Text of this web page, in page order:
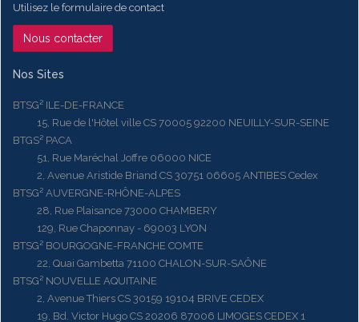
Utilisez le formulaire de contact
Nous contacter
Nos Sites
BTSG² ILE-DE-FRANCE
15, Rue de l'Hôtel ville CS 70005 92200 NEUILLY-SUR-SEINE
BTGS² PACA
51, Rue Maréchal Joffre 06000 NICE
2, Avenue Aristide Briand CS 30751 06605 ANTIBES Cedex
BTSG² AUVERGNE-RHÔNE-ALPES
28, Rue Plaisance 73000 CHAMBERY
129, Rue Chaponnay - 69003 LYON
BTSG² BOURGOGNE-FRANCHE COMTE
22, Quai Gambetta 71100 CHALON-SUR-SAÔNE
BTSG² NOUVELLE AQUITAINE
2, Avenue Thiers CS 30159 19104 BRIVE CEDEX
19, Bd. Victor Hugo CS 20206 87006 LIMOGES CEDEX 1